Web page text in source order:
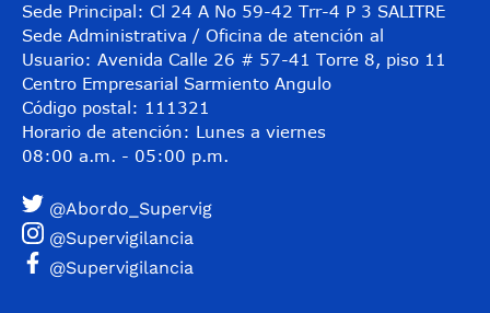
Sede Principal: Cl 24 A No 59-42 Trr-4 P 3 SALITRE
Sede Administrativa / Oficina de atención al
Usuario: Avenida Calle 26 # 57-41 Torre 8, piso 11
Centro Empresarial Sarmiento Angulo
Código postal: 111321
Horario de atención: Lunes a viernes
08:00 a.m. - 05:00 p.m.
@Abordo_Supervig
@Supervigilancia
@Supervigilancia